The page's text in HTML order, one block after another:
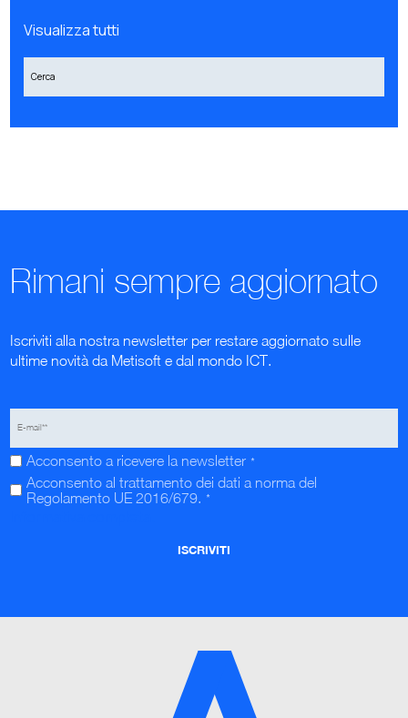
Visualizza tutti
Rimani sempre aggiornato
Iscriviti alla nostra newsletter per restare aggiornato sulle
ultime novità da Metisoft e dal mondo ICT.
Acconsento a ricevere la newsletter *
Acconsento al trattamento dei dati a norma del
Regolamento UE 2016/679.
*